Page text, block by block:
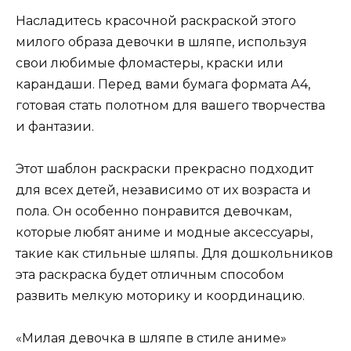
Насладитесь красочной раскраской этого
милого образа девочки в шляпе, используя
свои любимые фломастеры, краски или
карандаши. Перед вами бумага формата А4,
готовая стать полотном для вашего творчества
и фантазии.
Этот шаблон раскраски прекрасно подходит
для всех детей, независимо от их возраста и
пола. Он особенно понравится девочкам,
которые любят аниме и модные аксессуары,
такие как стильные шляпы. Для дошкольников
эта раскраска будет отличным способом
развить мелкую моторику и координацию.
«Милая девочка в шляпе в стиле аниме»